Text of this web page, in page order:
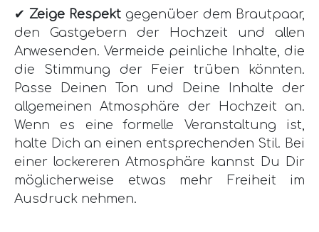
✔ Zeige Respekt gegenüber dem Brautpaar,
den Gastgebern der Hochzeit und allen
Anwesenden. Vermeide peinliche Inhalte, die
die Stimmung der Feier trüben könnten.
Passe Deinen Ton und Deine Inhalte der
allgemeinen Atmosphäre der Hochzeit an.
Wenn es eine formelle Veranstaltung ist,
halte Dich an einen entsprechenden Stil. Bei
einer lockereren Atmosphäre kannst Du Dir
möglicherweise etwas mehr Freiheit im
Ausdruck nehmen.